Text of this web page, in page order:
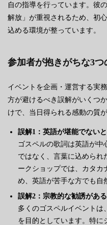
自の指導を行っています。彼
解放」が重視されるため、初
込める環境が整っています。
参加者が抱きがちな3
イベントを企画・運営する実
方が避けるべき誤解がいくつ
けで、当日得られる感動の質
誤解1：英語が堪能でない
ゴスペルの歌詞は英語が中
ではなく、言葉に込められ
ークショップでは、カタカ
め、英語が苦手な方でも自
誤解2：宗教的な勧誘があ
多くのゴスペルイベントは
を目的としています。特に